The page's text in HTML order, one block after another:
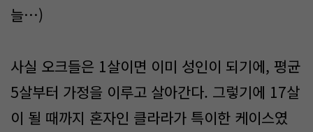
늘…)
사실 오크들은 1살이면 이미 성인이 되기에, 평균
5살부터 가정을 이루고 살아간다. 그렇기에 17살
이 될 때까지 혼자인 클라라가 특이한 케이스였